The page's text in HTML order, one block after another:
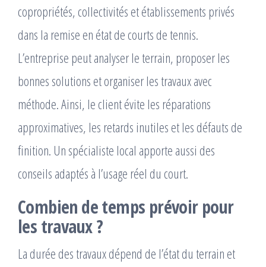
copropriétés, collectivités et établissements privés
dans la remise en état de courts de tennis.
L’entreprise peut analyser le terrain, proposer les
bonnes solutions et organiser les travaux avec
méthode. Ainsi, le client évite les réparations
approximatives, les retards inutiles et les défauts de
finition. Un spécialiste local apporte aussi des
conseils adaptés à l’usage réel du court.
Combien de temps prévoir pour
les travaux ?
La durée des travaux dépend de l’état du terrain et